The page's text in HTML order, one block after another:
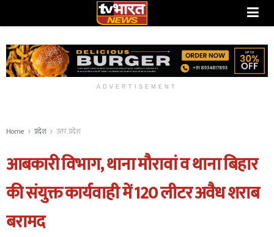
ADVERTISEMENT
Home प्रदेश उत्तर प्रदेश
आबकारी विभाग, थाना मौरावां व थाना बिहार
की संयुक्त कार्यवाही में 120 लीटर अवैध शराब
बरामद